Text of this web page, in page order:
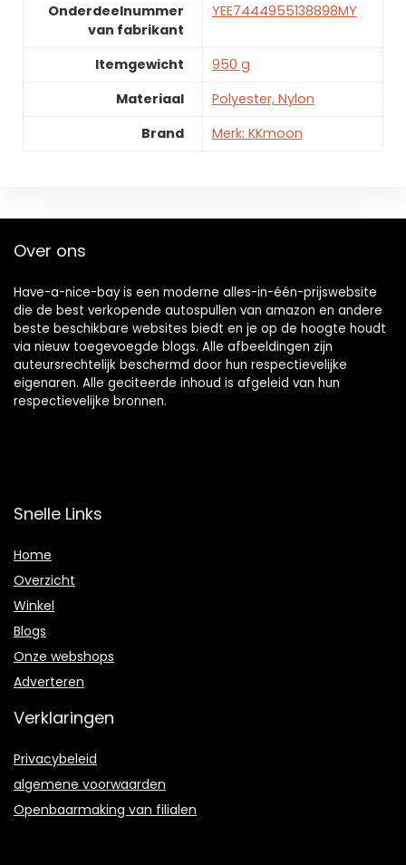
Onderdeelnummer
van fabrikant
YEE7444955138898MY
Itemgewicht
950 g
Materiaal
Polyester, Nylon
Brand
Merk: KKmoon
Over ons
Have-a-nice-bay is een moderne alles-in-één-prijswebsite
die de best verkopende autospullen van amazon en andere
beste beschikbare websites biedt en je op de hoogte houdt
via nieuw toegevoegde blogs. Alle afbeeldingen zijn
auteursrechtelijk beschermd door hun respectievelijke
eigenaren. Alle geciteerde inhoud is afgeleid van hun
respectievelijke bronnen.
Snelle Links
Home
Overzicht
Winkel
Blogs
Onze webshops
Adverteren
Verklaringen
Privacybeleid
algemene voorwaarden
Openbaarmaking van filialen